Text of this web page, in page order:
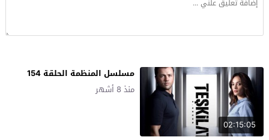
02:15:05
مسلسل المنظمة الحلقة 154
منذ 8 أشهر